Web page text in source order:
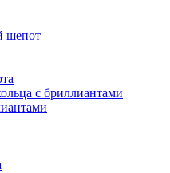
шепот
с бриллиантами